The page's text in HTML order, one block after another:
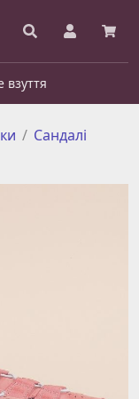
взуття
Сандалі